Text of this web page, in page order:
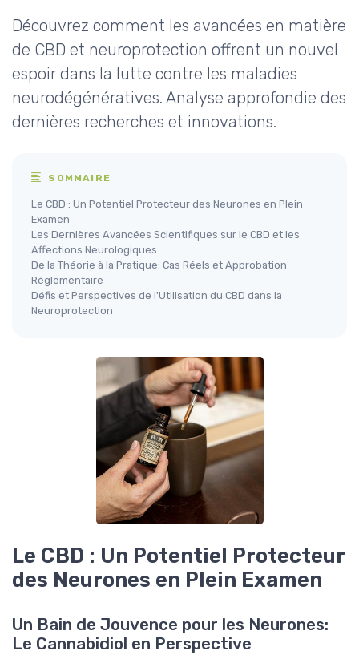
Découvrez comment les avancées en matière
de CBD et neuroprotection offrent un nouvel
espoir dans la lutte contre les maladies
neurodégénératives. Analyse approfondie des
dernières recherches et innovations.
SOMMAIRE
Le CBD : Un Potentiel Protecteur des Neurones en Plein
Examen
Les Dernières Avancées Scientifiques sur le CBD et les
Affections Neurologiques
De la Théorie à la Pratique: Cas Réels et Approbation
Réglementaire
Défis et Perspectives de l'Utilisation du CBD dans la
Neuroprotection
Le CBD : Un Potentiel Protecteur
des Neurones en Plein Examen
Un Bain de Jouvence pour les Neurones:
Le Cannabidiol en Perspective